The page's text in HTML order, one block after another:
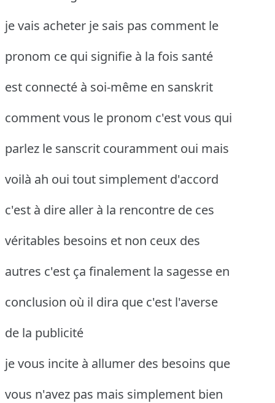
je vais acheter je sais pas comment le
pronom ce qui signifie à la fois santé
est connecté à soi-même en sanskrit
comment vous le pronom c'est vous qui
parlez le sanscrit couramment oui mais
voilà ah oui tout simplement d'accord
c'est à dire aller à la rencontre de ces
véritables besoins et non ceux des
autres c'est ça finalement la sagesse en
conclusion où il dira que c'est l'averse
de la publicité
je vous incite à allumer des besoins que
vous n'avez pas mais simplement bien